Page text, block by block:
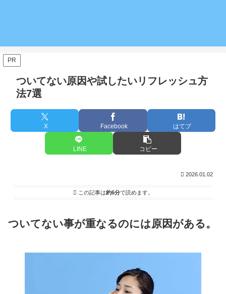
PR
ついてない原因や試したいリフレッシュ方
法7選
X Facebook はてブ
LINE コピー
2026.01.02
この記事は約6分で読めます。
ついてない事が重なるのには原因がある。